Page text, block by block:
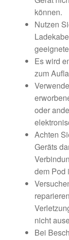
können.
Nutzen
Es wird
zum
oder
Achten
Geräts
dem Pod
nicht
Bei